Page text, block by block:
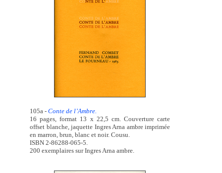
105a - Conte de l’Ambre.
16 pages, format 13 x 22,5 cm. Couverture carte
offset blanche, jaquette Ingres Arna ambre imprimée
en marron, brun, blanc et noir. Cousu.
ISBN 2-86288-065-5.
200 exemplaires sur Ingres Arna ambre.